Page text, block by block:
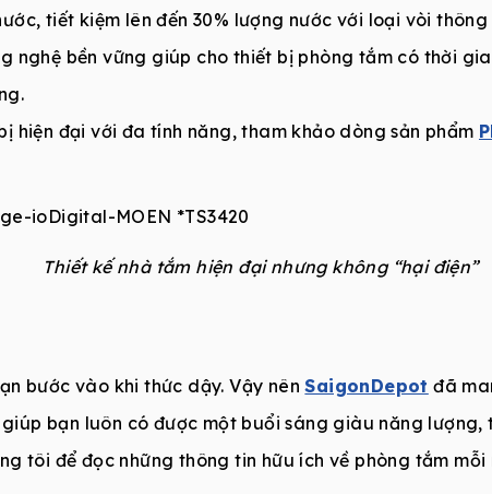
tiết kiệm lên đến 30% lượng nước với loại vòi
nghệ bền vững giúp cho thiết bị phòng tắm có thời
hiện đại với đa tính năng, tham khảo dòng sản phẩm
Thiết kế nhà tắm hiện đại nhưng không “hại điện”
bước vào khi thức dậy. Vậy nênSaigonDepot đã
giúp bạn luôn có được một buổi sáng giàu năng
tôi để đọc những thông tin hữu ích về phòng tắm mỗi